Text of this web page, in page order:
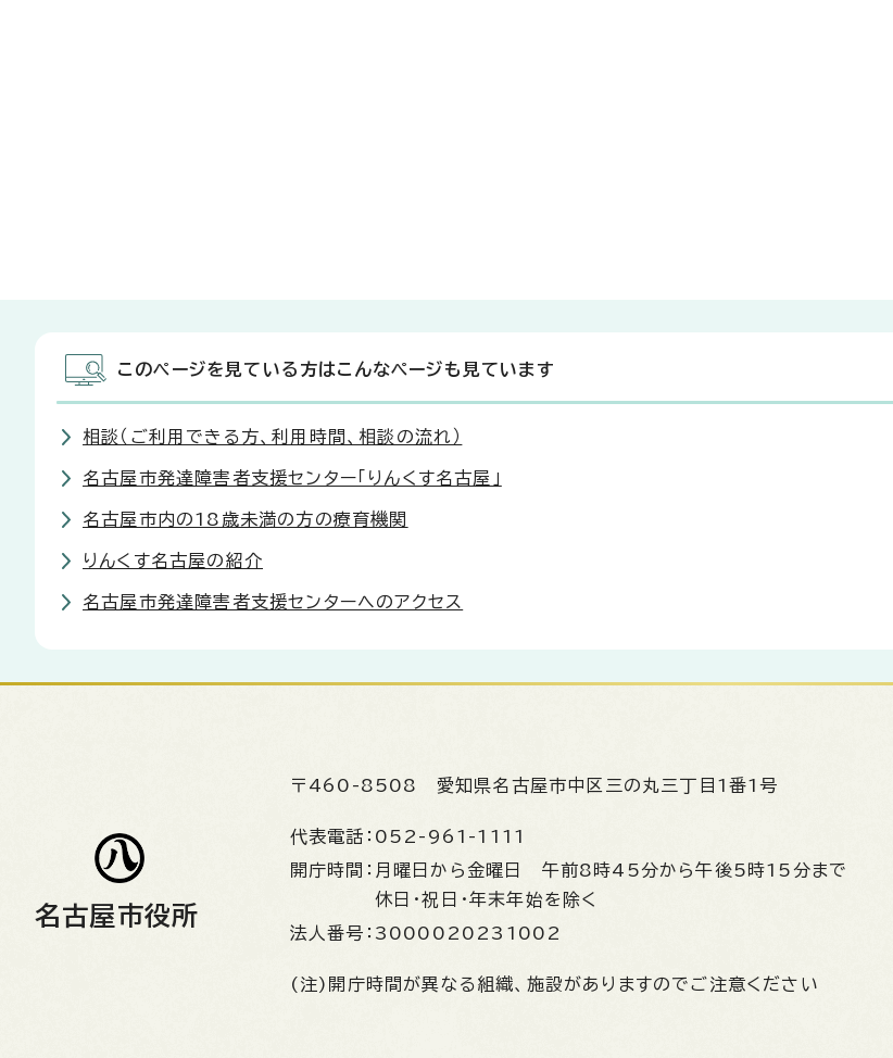
このページを見ている方はこんなページも見ています
相談（ご利用できる方、利用時間、相談の流れ）
名古屋市発達障害者支援センター「りんくす名古屋」
名古屋市内の18歳未満の方の療育機関
りんくす名古屋の紹介
名古屋市発達障害者支援センターへのアクセス
名古屋市役所
〒460-8508 愛知県名古屋市中区三の丸三丁目1番1号
代表電話： 052-961-1111
開庁時間： 月曜日から金曜日 午前8時45分から午後5時15分まで
休日・祝日・年末年始を除く
法人番号： 3000020231002
(注)開庁時間が異なる組織、施設がありますのでご注意ください